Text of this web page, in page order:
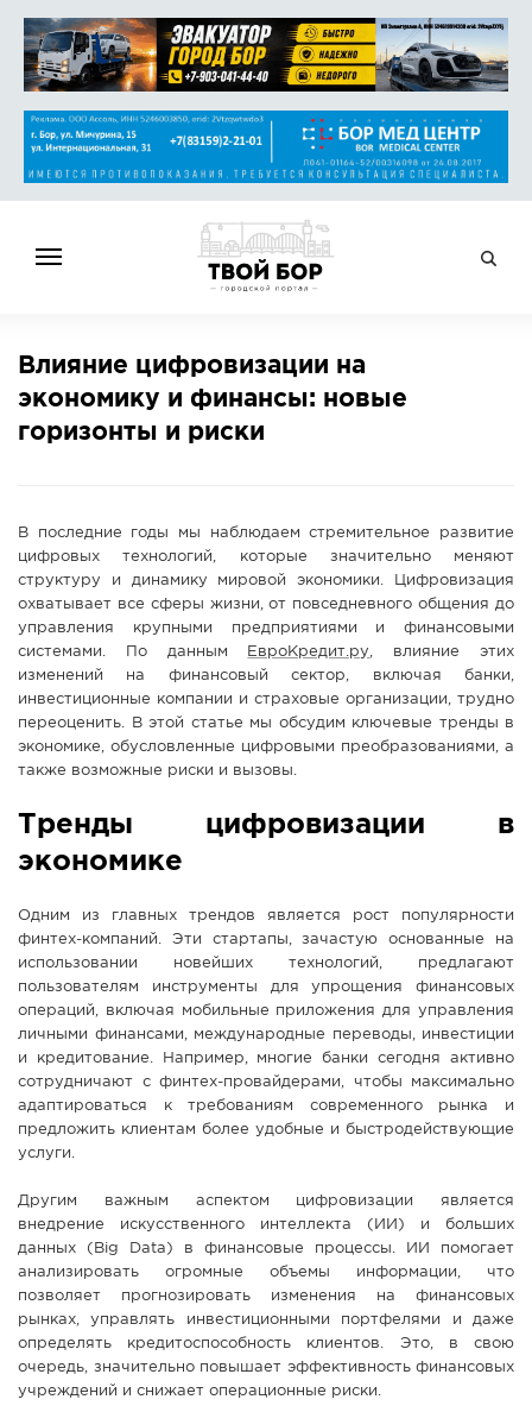
НОВОСТИ
СПРАВОЧНИК
ОБЪЯВЛЕНИЯ
СПРАВКА
КАМЕРЫ
КОНКУРСЫ
СТАТЬИ
ГОЛОСОВАНИЯ
ПРЕДЛОЖИТЬ НОВОСТЬ
Влияние цифровизации на
экономику и финансы: новые
горизонты и риски
В последние годы мы наблюдаем стремительное развитие
цифровых технологий, которые значительно меняют
структуру и динамику мировой экономики. Цифровизация
охватывает все сферы жизни, от повседневного общения до
управления крупными предприятиями и финансовыми
системами. По данным
ЕвроКредит.ру, влияние этих
изменений на финансовый сектор, включая банки,
инвестиционные компании и страховые организации, трудно
переоценить. В этой статье мы обсудим ключевые тренды в
экономике, обусловленные цифровыми преобразованиями, а
также возможные риски и вызовы.
Тренды цифровизации в
экономике
Одним из главных трендов является рост популярности
финтех-компаний. Эти стартапы, зачастую основанные на
использовании новейших технологий, предлагают
пользователям инструменты для упрощения финансовых
операций, включая мобильные приложения для управления
личными финансами, международные переводы, инвестиции
и кредитование. Например, многие банки сегодня активно
сотрудничают с финтех-провайдерами, чтобы максимально
адаптироваться к требованиям современного рынка и
предложить клиентам более удобные и быстродействующие
услуги.
Другим важным аспектом цифровизации является
внедрение искусственного интеллекта (ИИ) и больших
данных (Big Data) в финансовые процессы. ИИ помогает
анализировать огромные объемы информации, что
позволяет прогнозировать изменения на финансовых
рынках, управлять инвестиционными портфелями и даже
определять кредитоспособность клиентов. Это, в свою
очередь, значительно повышает эффективность финансовых
учреждений и снижает операционные риски.